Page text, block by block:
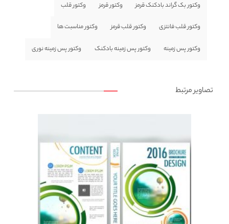
وکتور بک گراند بادکنک قرمز وکتور قرمز وکتور قلب
وکتور قلب فانتزی وکتور قلب قرمز وکتور مناسبت ها
وکتور پس زمینه وکتور پس زمینه بادکنک وکتور پس زمینه نوری
تصاویر مرتبط